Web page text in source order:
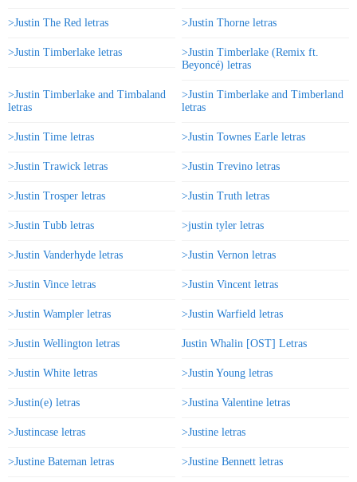
>Justin The Red letras >Justin Thorne letras
>Justin Timberlake letras
>Justin Timberlake (Remix ft.
Beyoncé) letras
>Justin Timberlake and Timbaland
letras
>Justin Timberlake and Timberland
letras
>Justin Time letras >Justin Townes Earle letras
>Justin Trawick letras >Justin Trevino letras
>Justin Trosper letras >Justin Truth letras
>Justin Tubb letras >justin tyler letras
>Justin Vanderhyde letras >Justin Vernon letras
>Justin Vince letras >Justin Vincent letras
>Justin Wampler letras >Justin Warfield letras
>Justin Wellington letras Justin Whalin [OST] Letras
>Justin White letras >Justin Young letras
>Justin(e) letras >Justina Valentine letras
>Justincase letras >Justine letras
>Justine Bateman letras >Justine Bennett letras